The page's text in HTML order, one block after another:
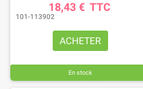
18,43 € TTC
101-113902
ACHETER
En stock